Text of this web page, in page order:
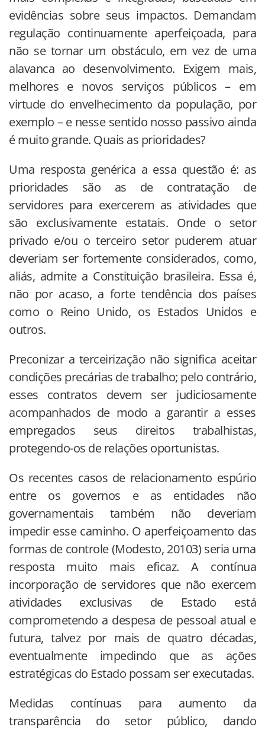
evidências sobre seus impactos. Demandam
regulação continuamente aperfeiçoada, para
não se tornar um obstáculo, em vez de uma
alavanca ao desenvolvimento. Exigem mais,
melhores e novos serviços públicos – em
virtude do envelhecimento da população, por
exemplo – e nesse sentido nosso passivo ainda
é muito grande. Quais as prioridades?
Uma resposta genérica a essa questão é: as
prioridades são as de contratação de
servidores para exercerem as atividades que
são exclusivamente estatais. Onde o setor
privado e/ou o terceiro setor puderem atuar
deveriam ser fortemente considerados, como,
aliás, admite a Constituição brasileira. Essa é,
não por acaso, a forte tendência dos países
como o Reino Unido, os Estados Unidos e
outros.
Preconizar a terceirização não significa aceitar
condições precárias de trabalho; pelo contrário,
esses contratos devem ser judiciosamente
acompanhados de modo a garantir a esses
empregados seus direitos trabalhistas,
protegendo-os de relações oportunistas.
Os recentes casos de relacionamento espúrio
entre os governos e as entidades não
governamentais também não deveriam
impedir esse caminho. O aperfeiçoamento das
formas de controle (Modesto, 20103) seria uma
resposta muito mais eficaz. A contínua
incorporação de servidores que não exercem
atividades exclusivas de Estado está
comprometendo a despesa de pessoal atual e
futura, talvez por mais de quatro décadas,
eventualmente impedindo que as ações
estratégicas do Estado possam ser executadas.
Medidas contínuas para aumento da
transparência do setor público, dando